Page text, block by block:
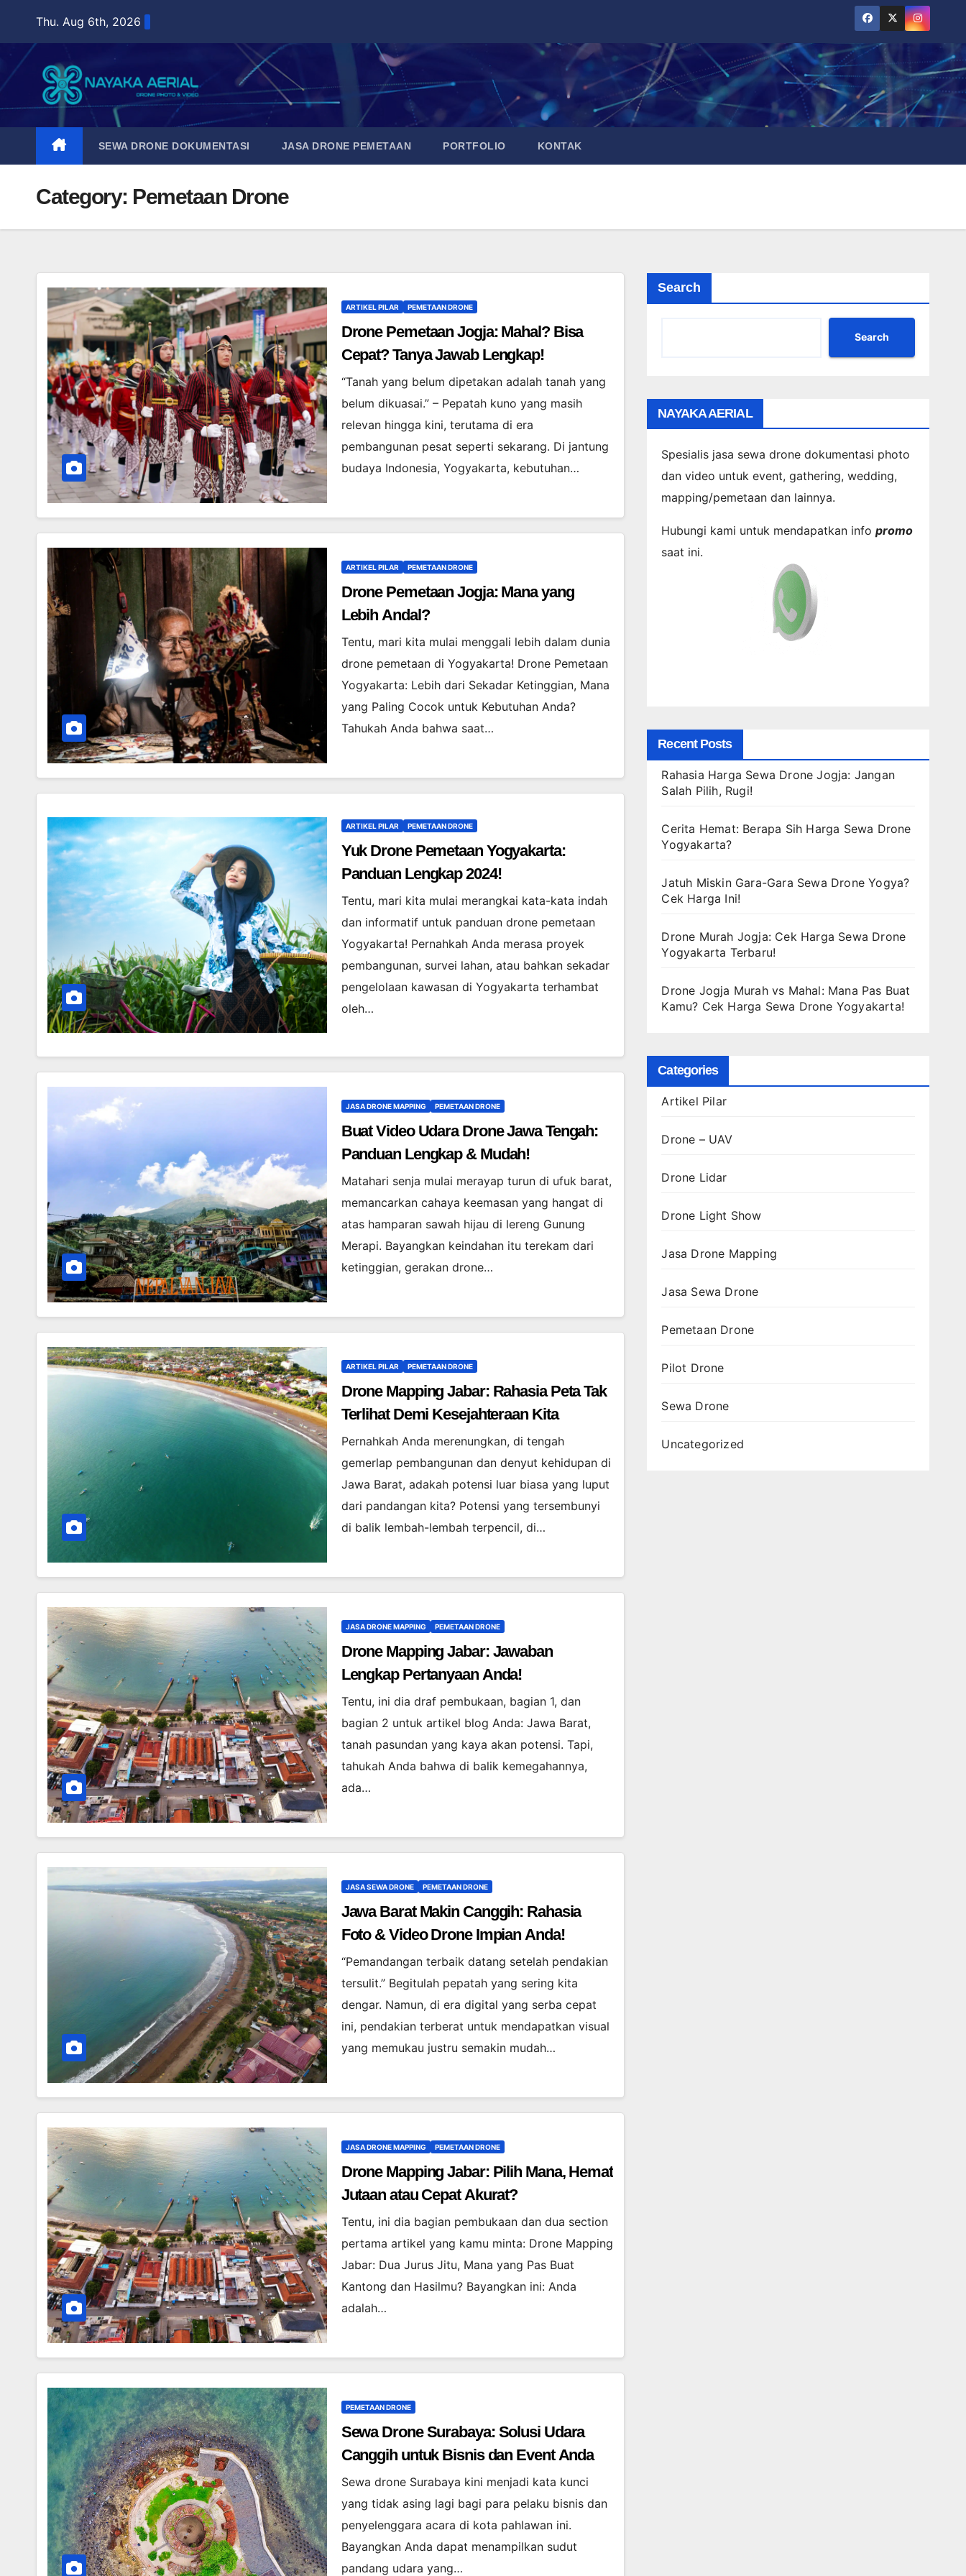
content
Thu. Aug 6th, 2026
SEWA DRONE DOKUMENTASI JASA DRONE PEMETAAN PORTFOLIO KONTAK
Category: Pemetaan Drone
ARTIKEL PILAR PEMETAAN DRONE
Drone Pemetaan Jogja: Mahal? Bisa
Cepat? Tanya Jawab Lengkap!
“Tanah yang belum dipetakan adalah tanah yang
belum dikuasai.” – Pepatah kuno yang masih
relevan hingga kini, terutama di era
pembangunan pesat seperti sekarang. Di jantung
budaya Indonesia, Yogyakarta, kebutuhan…
ARTIKEL PILAR PEMETAAN DRONE
Drone Pemetaan Jogja: Mana yang
Lebih Andal?
Tentu, mari kita mulai menggali lebih dalam dunia
drone pemetaan di Yogyakarta! Drone Pemetaan
Yogyakarta: Lebih dari Sekadar Ketinggian, Mana
yang Paling Cocok untuk Kebutuhan Anda?
Tahukah Anda bahwa saat…
ARTIKEL PILAR PEMETAAN DRONE
Yuk Drone Pemetaan Yogyakarta:
Panduan Lengkap 2024!
Tentu, mari kita mulai merangkai kata-kata indah
dan informatif untuk panduan drone pemetaan
Yogyakarta! Pernahkah Anda merasa proyek
pembangunan, survei lahan, atau bahkan sekadar
pengelolaan kawasan di Yogyakarta terhambat
oleh…
JASA DRONE MAPPING PEMETAAN DRONE
Buat Video Udara Drone Jawa Tengah:
Panduan Lengkap & Mudah!
Matahari senja mulai merayap turun di ufuk barat,
memancarkan cahaya keemasan yang hangat di
atas hamparan sawah hijau di lereng Gunung
Merapi. Bayangkan keindahan itu terekam dari
ketinggian, gerakan drone…
ARTIKEL PILAR PEMETAAN DRONE
Drone Mapping Jabar: Rahasia Peta Tak
Terlihat Demi Kesejahteraan Kita
Pernahkah Anda merenungkan, di tengah
gemerlap pembangunan dan denyut kehidupan di
Jawa Barat, adakah potensi luar biasa yang luput
dari pandangan kita? Potensi yang tersembunyi
di balik lembah-lembah terpencil, di…
JASA DRONE MAPPING PEMETAAN DRONE
Drone Mapping Jabar: Jawaban
Lengkap Pertanyaan Anda!
Tentu, ini dia draf pembukaan, bagian 1, dan
bagian 2 untuk artikel blog Anda: Jawa Barat,
tanah pasundan yang kaya akan potensi. Tapi,
tahukah Anda bahwa di balik kemegahannya,
ada…
JASA SEWA DRONE PEMETAAN DRONE
Jawa Barat Makin Canggih: Rahasia
Foto & Video Drone Impian Anda!
“Pemandangan terbaik datang setelah pendakian
tersulit.” Begitulah pepatah yang sering kita
dengar. Namun, di era digital yang serba cepat
ini, pendakian terberat untuk mendapatkan visual
yang memukau justru semakin mudah…
JASA DRONE MAPPING PEMETAAN DRONE
Drone Mapping Jabar: Pilih Mana, Hemat
Jutaan atau Cepat Akurat?
Tentu, ini dia bagian pembukaan dan dua section
pertama artikel yang kamu minta: Drone Mapping
Jabar: Dua Jurus Jitu, Mana yang Pas Buat
Kantong dan Hasilmu? Bayangkan ini: Anda
adalah…
PEMETAAN DRONE
Sewa Drone Surabaya: Solusi Udara
Canggih untuk Bisnis dan Event Anda
Sewa drone Surabaya kini menjadi kata kunci
yang tidak asing lagi bagi para pelaku bisnis dan
penyelenggara acara di kota pahlawan ini.
Bayangkan Anda dapat menampilkan sudut
pandang udara yang…
Search
Search
NAYAKA AERIAL
Spesialis jasa sewa drone dokumentasi photo
dan video untuk event, gathering, wedding,
mapping/pemetaan dan lainnya.
Hubungi kami untuk mendapatkan infopromo
saat ini.
Recent Posts
Rahasia Harga Sewa Drone Jogja: Jangan
Salah Pilih, Rugi!
Cerita Hemat: Berapa Sih Harga Sewa Drone
Yogyakarta?
Jatuh Miskin Gara-Gara Sewa Drone Yogya?
Cek Harga Ini!
Drone Murah Jogja: Cek Harga Sewa Drone
Yogyakarta Terbaru!
Drone Jogja Murah vs Mahal: Mana Pas Buat
Kamu? Cek Harga Sewa Drone Yogyakarta!
Categories
Artikel Pilar
Drone – UAV
Drone Lidar
Drone Light Show
Jasa Drone Mapping
Jasa Sewa Drone
Pemetaan Drone
Pilot Drone
Sewa Drone
Uncategorized